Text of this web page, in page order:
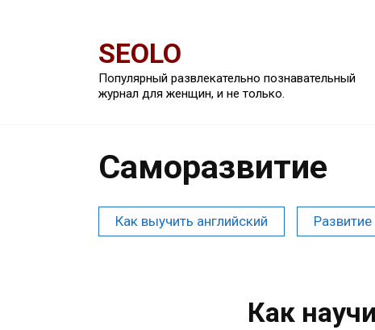
SEOLO
Популярный развлекательно познавательный
журнал для женщин, и не только.
Саморазвитие
Как выучить английский
Как